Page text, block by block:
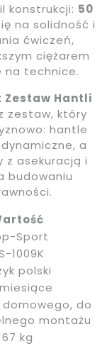
konstrukcji: 50
na solidność i
ćwiczeń,
ciężarem
na technice.
Zestaw Hantli
zestaw, który
hantle
a
z asekuracją i
budowaniu
Sport
1009K
polski
domowego, do
montażu
67 kg